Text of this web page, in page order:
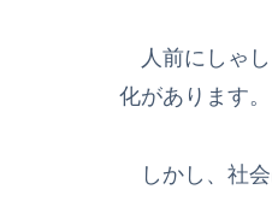
人前にしゃし
化があります。
しかし、社会